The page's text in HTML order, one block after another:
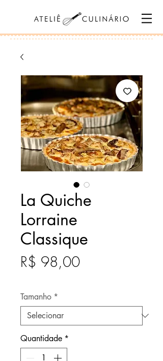
La Quiche
Lorraine
Classique
R$ 98,00Preço
Tamanho *
Quantidade *